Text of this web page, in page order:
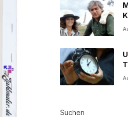
Suchen